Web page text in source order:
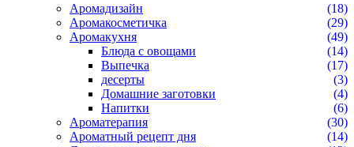
Аромадизайн
(18)
Аромакосметичка
(29)
Аромакухня
(49)
Блюда с овощами
(14)
Выпечка
(17)
десерты
(3)
Домашние заготовки
(4)
Напитки
(6)
Ароматерапия
(30)
Ароматный рецепт дня
(14)